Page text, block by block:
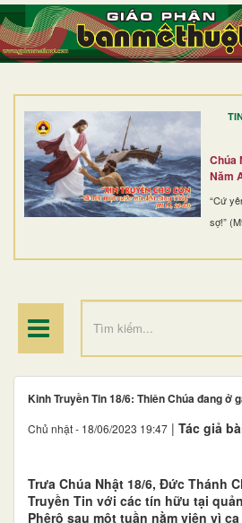
Chúa
Năm
“Cứ
sợ!”
TRANG NHẤT
GIỚI THIỆU
DÒNG TU
BAN MỤC VỤ
ĐOÀN THỂ CG
ĐIỂM HÀNH HƯƠNG
Kinh Truyền Tin 18/6: Thiên Chúa đang ở
Chủ nhật - 18/06/2023 19:47 | Tác giả
Trưa Chúa Nhật 18/6, Đức Thánh
Truyền Tin với các tín hữu tại
Phêrô sau một tuần nằm viện vì